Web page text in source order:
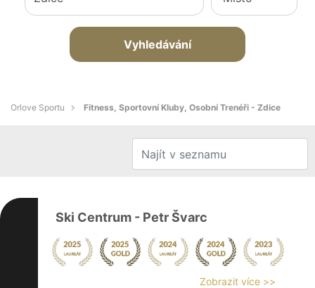
Vyhledávání
Orlove Sportu Fitness, Sportovní Kluby, Osobní Trenéři - Zdice
Ski Centrum - Petr Švarc
Zobrazit více >>